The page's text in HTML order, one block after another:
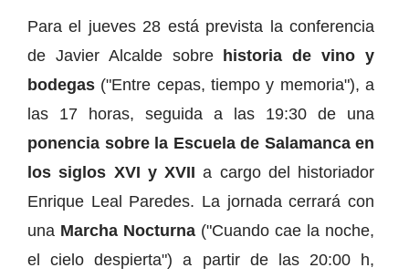
Para el jueves 28 está prevista la conferencia
de Javier Alcalde sobre historia de vino y
bodegas ("Entre cepas, tiempo y memoria"), a
las 17 horas, seguida a las 19:30 de una
ponencia sobre la Escuela de Salamanca en
los siglos XVI y XVIIa cargo del historiador
Enrique Leal Paredes. La jornada cerrará con
una Marcha Nocturna ("Cuando cae la noche,
el cielo despierta") a partir de las 20:00 h,